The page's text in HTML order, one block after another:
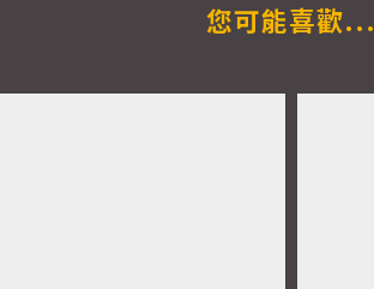
您可能喜歡...